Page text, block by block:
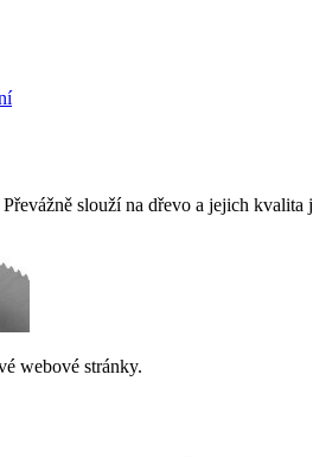
slouží na dřevo a jejich
webové stránky.